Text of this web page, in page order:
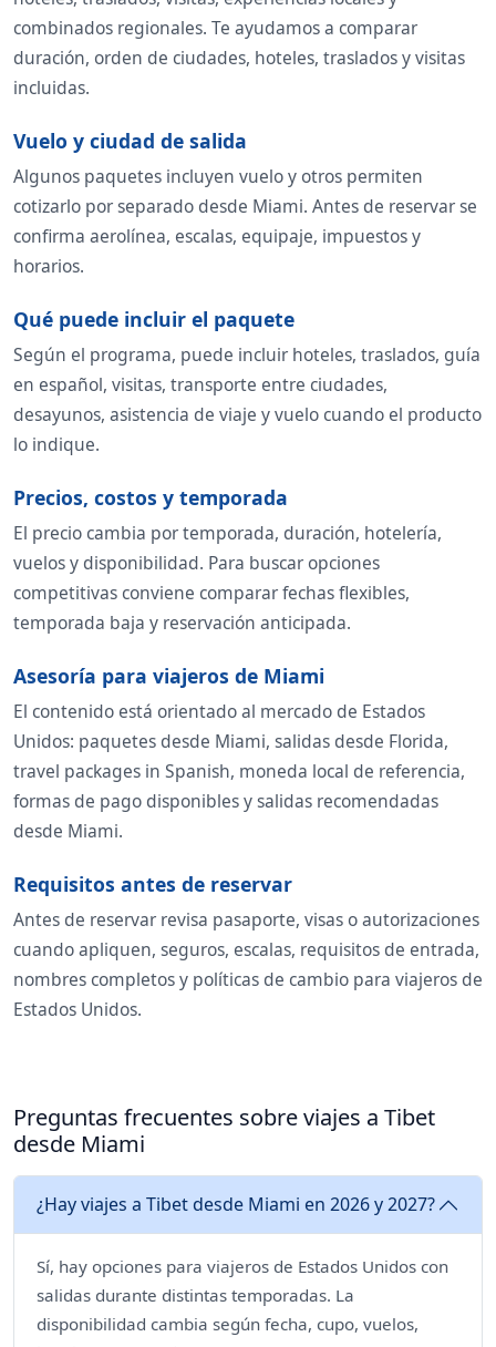
combinados regionales. Te ayudamos a comparar
duración, orden de ciudades, hoteles, traslados y visitas
incluidas.
Vuelo y ciudad de salida
Algunos paquetes incluyen vuelo y otros permiten
cotizarlo por separado desde Miami. Antes de reservar se
confirma aerolínea, escalas, equipaje, impuestos y
horarios.
Qué puede incluir el paquete
Según el programa, puede incluir hoteles, traslados, guía
en español, visitas, transporte entre ciudades,
desayunos, asistencia de viaje y vuelo cuando el producto
lo indique.
Precios, costos y temporada
El precio cambia por temporada, duración, hotelería,
vuelos y disponibilidad. Para buscar opciones
competitivas conviene comparar fechas flexibles,
temporada baja y reservación anticipada.
Asesoría para viajeros de Miami
El contenido está orientado al mercado de Estados
Unidos: paquetes desde Miami, salidas desde Florida,
travel packages in Spanish, moneda local de referencia,
formas de pago disponibles y salidas recomendadas
desde Miami.
Requisitos antes de reservar
Antes de reservar revisa pasaporte, visas o autorizaciones
cuando apliquen, seguros, escalas, requisitos de entrada,
nombres completos y políticas de cambio para viajeros de
Estados Unidos.
Preguntas frecuentes sobre viajes a Tibet
desde Miami
¿Hay viajes a Tibet desde Miami en 2026 y 2027?
Sí, hay opciones para viajeros de Estados Unidos con
salidas durante distintas temporadas. La
disponibilidad cambia según fecha, cupo, vuelos,